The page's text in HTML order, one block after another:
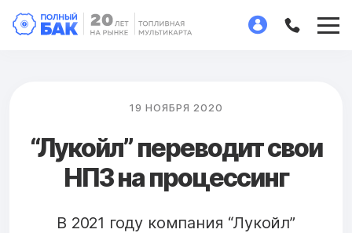
19 НОЯБРЯ 2020
“Лукойл” переводит свои
НПЗ на процессинг
В 2021 году компания “Лукойл”